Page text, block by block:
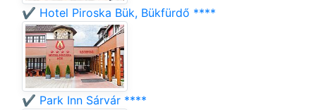
✔️ Hotel Piroska Bük, Bükfürdő ****
✔️ Park Inn Sárvár ****